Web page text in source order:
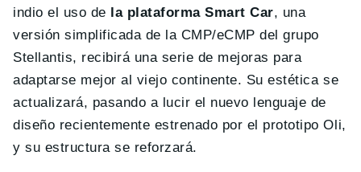
indio el uso de la plataforma Smart Car, una
versión simplificada de la CMP/eCMP del grupo
Stellantis, recibirá una serie de mejoras para
adaptarse mejor al viejo continente. Su estética se
actualizará, pasando a lucir el nuevo lenguaje de
diseño recientemente estrenado por el prototipo Oli,
y su estructura se reforzará.